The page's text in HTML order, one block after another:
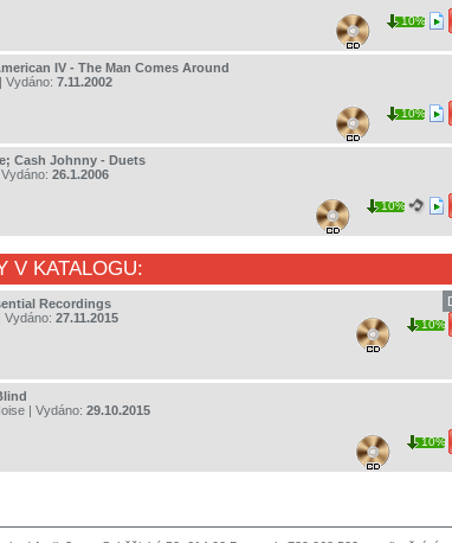
10%
IV - The Man Comes Around
| Vydáno: 7.11.2002
10%
Cash Johnny - Duets
Vydáno: 26.1.2006
10%
V KATALOGU:
Recordings
| Vydáno: 27.11.2015
10%
| Vydáno: 29.10.2015
10%